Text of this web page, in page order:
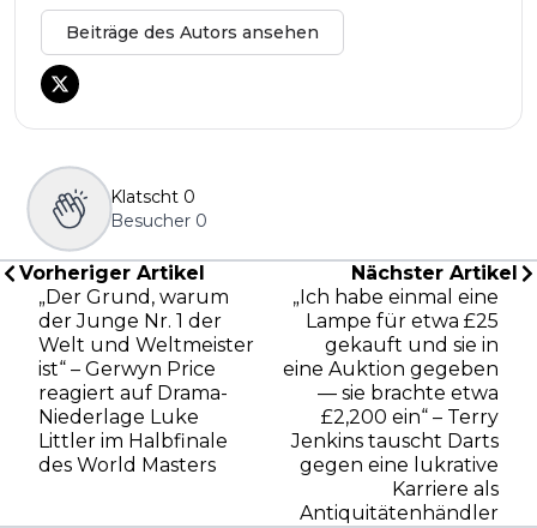
Beiträge des Autors ansehen
Klatscht 0
Besucher 0
Vorheriger Artikel
„Der Grund, warum
der Junge Nr. 1 der
Welt und Weltmeister
ist“ – Gerwyn Price
reagiert auf Drama-
Niederlage Luke
Littler im Halbfinale
des World Masters
Nächster Artikel
„Ich habe einmal eine
Lampe für etwa £25
gekauft und sie in
eine Auktion gegeben
— sie brachte etwa
£2,200 ein“ – Terry
Jenkins tauscht Darts
gegen eine lukrative
Karriere als
Antiquitätenhändler